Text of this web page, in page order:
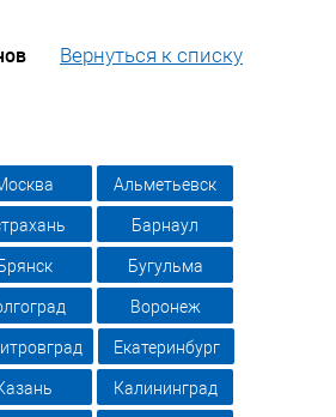
Вернуться к списку
Альметьевск
Барнаул
Бугульма
Воронеж
Екатеринбург
Калининград